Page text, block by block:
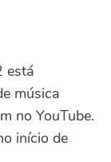
está
música
no YouTube.
início de